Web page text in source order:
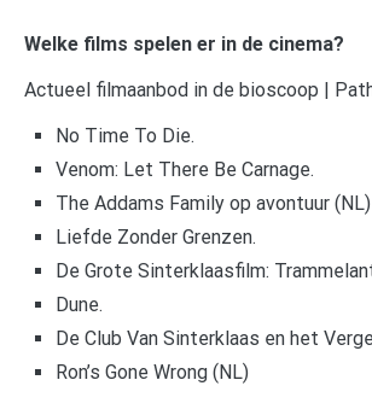
Welke films spelen er in de cinema?
Actueel filmaanbod in de bioscoop |
No Time To Die.
Venom: Let There Be Carnage.
The Addams Family op avontuur (NL)
Liefde Zonder Grenzen.
De Grote Sinterklaasfilm:
Dune.
De Club Van Sinterklaas en het
Ron’s Gone Wrong (NL)